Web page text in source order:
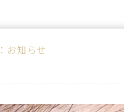
お知らせ